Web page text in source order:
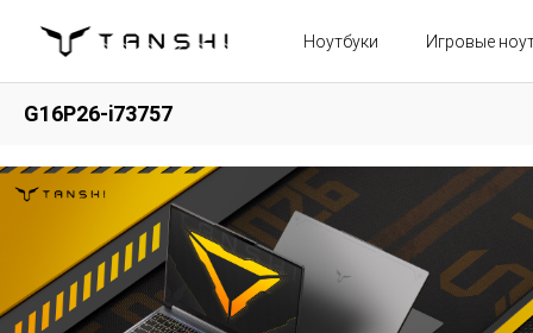
Ноутбуки Игровые
G16P26-i73757